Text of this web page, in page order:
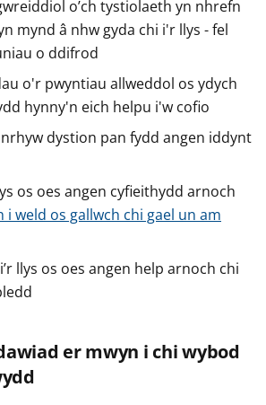
o’ch tystiolaeth yn nhrefn
mynd â nhw gyda chi i'r llys - fel
o ddifrod
o'r pwyntiau allweddol os ydych
hynny'n eich helpu i'w cofio
dystion pan fydd angen iddynt
os oes angen cyfieithydd arnoch
i weld os gallwch chi gael un am
llys os oes angen help arnoch chi
er mwyn i chi wybod